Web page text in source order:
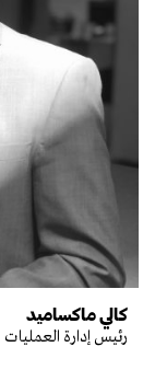
كالي ماكساميد
رئيس إدارة العمليات